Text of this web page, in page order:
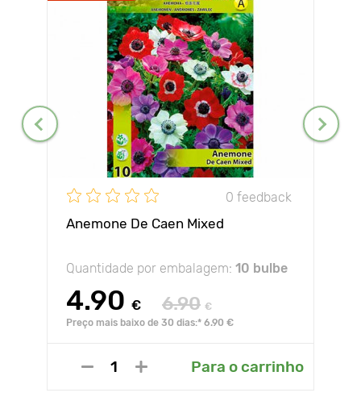
0 feedback
Anemone De Caen Mixed
Quantidade por embalagem: 10 bulbe
4.90 € 6.90 €
Preço mais baixo de 30 dias:* 6.90 €
Para o carrinho